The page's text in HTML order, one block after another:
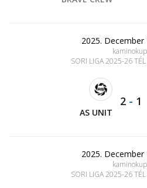
2025. December
SORI LIGA 2025-26
AS UNIT
2 - 1
2025. December
SORI LIGA 2025-26